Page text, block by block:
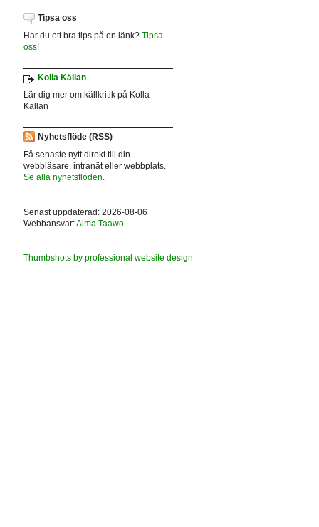
Tipsa oss
Har du ett bra tips på en länk? Tipsa
oss!
Kolla Källan
Lär dig mer om källkritik på Kolla
Källan
Nyhetsflöde (RSS)
Få senaste nytt direkt till din
webbläsare, intranät eller webbplats.
Se alla nyhetsflöden.
Senast uppdaterad: 2026-08-06
Webbansvar:Alma Taawo
Thumbshots by professional website design